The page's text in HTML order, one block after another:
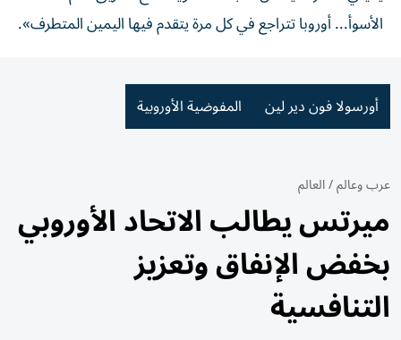
الأسوأ... أوروبا تتراجع في كل مرة يتقدم فيها اليمين المتطرف».
أورسولا فون دير لين المفوضية الأوروبية
عرب وعالم/العالم
ميرتس يطالب الاتحاد الأوروبي
بخفض الإنفاق وتعزيز
التنافسية